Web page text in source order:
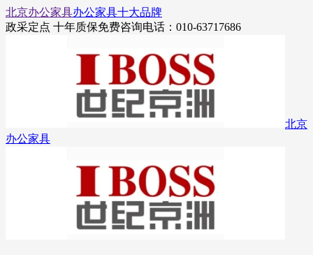
北京办公家具办公家具十大品牌
政采定点 十年质保免费咨询电话：010-63717686
北京
办公家具